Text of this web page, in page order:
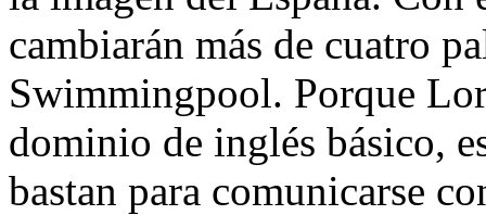
cambiarán más de cuatro
Swimmingpool. Porque
dominio de inglés básico,
bastan para comunicarse